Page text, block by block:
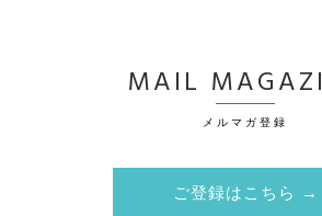
MAIL
メルマガ登録
ご登録はこちら →